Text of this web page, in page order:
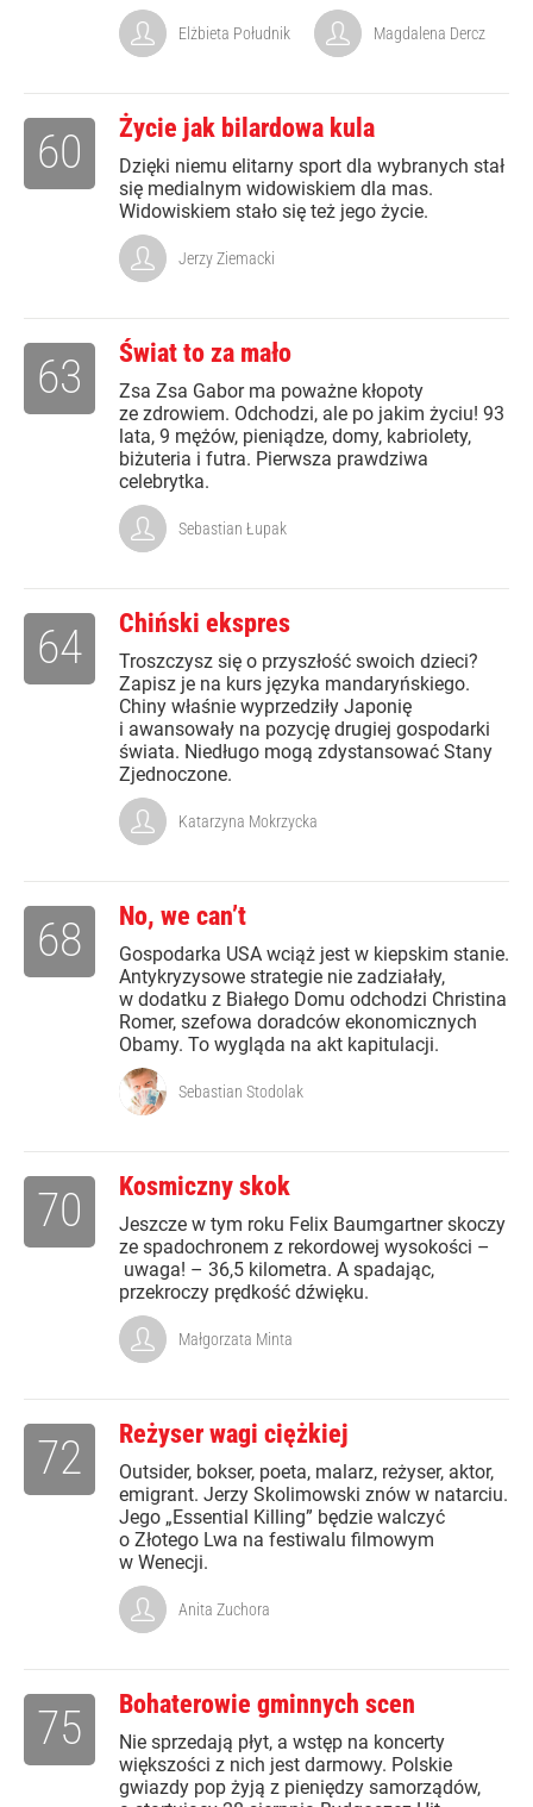
Elżbieta Południk Magdalena Dercz
Życie jak bilardowa kula
Dzięki niemu elitarny sport dla wybranych stał
się medialnym widowiskiem dla mas.
Widowiskiem stało się też jego życie.
60
Jerzy Ziemacki
Świat to za mało
Zsa Zsa Gabor ma poważne kłopoty
ze zdrowiem. Odchodzi, ale po jakim życiu! 93
lata, 9 mężów, pieniądze, domy, kabriolety,
biżuteria i futra. Pierwsza prawdziwa
celebrytka.
63
Sebastian Łupak
Chiński ekspres
Troszczysz się o przyszłość swoich dzieci?
Zapisz je na kurs języka mandaryńskiego.
Chiny właśnie wyprzedziły Japonię
i awansowały na pozycję drugiej gospodarki
świata. Niedługo mogą zdystansować Stany
Zjednoczone.
64
Katarzyna Mokrzycka
No, we can’t
Gospodarka USA wciąż jest w kiepskim stanie.
Antykryzysowe strategie nie zadziałały,
w dodatku z Białego Domu odchodzi Christina
Romer, szefowa doradców ekonomicznych
Obamy. To wygląda na akt kapitulacji.
68
Sebastian Stodolak
Kosmiczny skok
Jeszcze w tym roku Felix Baumgartner skoczy
ze spadochronem z rekordowej wysokości –
uwaga! – 36,5 kilometra. A spadając,
przekroczy prędkość dźwięku.
70
Małgorzata Minta
Reżyser wagi ciężkiej
Outsider, bokser, poeta, malarz, reżyser, aktor,
emigrant. Jerzy Skolimowski znów w natarciu.
Jego „Essential Killing” będzie walczyć
o Złotego Lwa na festiwalu filmowym
w Wenecji.
72
Anita Zuchora
Bohaterowie gminnych scen
Nie sprzedają płyt, a wstęp na koncerty
większości z nich jest darmowy. Polskie
gwiazdy pop żyją z pieniędzy samorządów,
75